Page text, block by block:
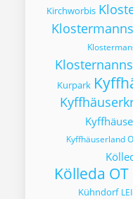
Kirchworbis
Kurpark
Kyffhäuserland
Kölleda
Kühndorf